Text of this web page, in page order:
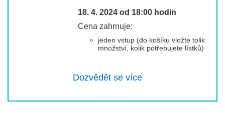
18. 4. 2024 od 18:00 hodin
Cena zahrnuje:
jeden vstup (do košíku vložte tolik
množství, kolik potřebujete lístků)
Dozvědět se více